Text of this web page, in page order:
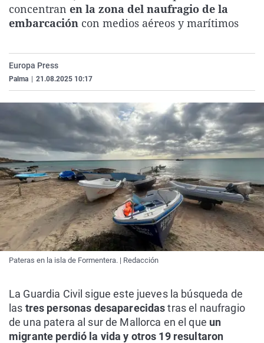
La rosa de los vientos
Gente viajera
Como el perro y el
Caso
Retornados
Equipo de
Extremadura
Galicia
La Rioja
País Vasco
Virales
Televisión
Elecciones
concentran en la zona del naufragio de la
embarcación con medios aéreos y marítimos
Europa Press
Palma 21.08.2025 10:17
Pateras en la isla de Formentera. | Redacción
La Guardia Civil sigue este jueves la búsqueda de
las tres personas desaparecidastras el naufragio
de una patera al sur de Mallorca en el que un
migrante perdió la vida y otros 19 resultaron